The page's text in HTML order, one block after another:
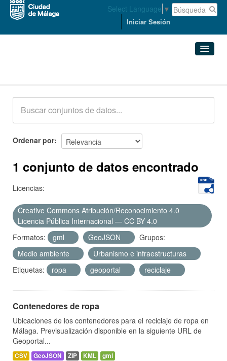
Select Language ▼
Iniciar Sesión
Acerca de
Ordenar por
1 conjunto de datos encontrado
Licencias:
Creative Commons Atribución/Reconocimiento 4.0
Licencia Pública Internacional — CC BY 4.0
Formatos:
gml GeoJSON
Grupos:
Medio ambiente
Urbanismo e infraestructuras
Etiquetas:
ropa geoportal reciclaje
Contenedores de ropa
Ubicaciones de los contenedores para el reciclaje de ropa en
Málaga. Previsualización disponible en la siguiente URL de
Geoportal...
CSV GeoJSON ZIP KML gml